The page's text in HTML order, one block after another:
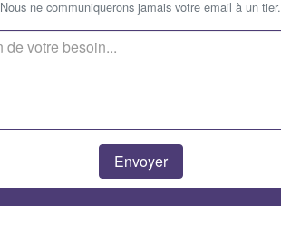
Nous ne communiquerons jamais votre email à un tier.